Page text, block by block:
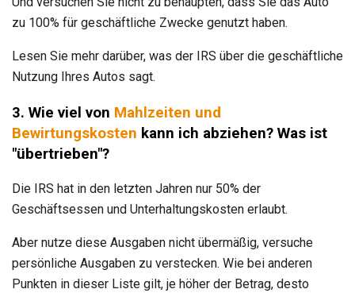
zu 100% für geschäftliche Zwecke genutzt haben.
Lesen Sie mehr darüber, was der IRS über die geschäftliche
Nutzung Ihres Autos sagt.
3. Wie viel von Mahlzeiten und
Bewirtungskosten kann ich abziehen? Was ist
"übertrieben"?
Die IRS hat in den letzten Jahren nur 50% der
Geschäftsessen und Unterhaltungskosten erlaubt.
Aber nutze diese Ausgaben nicht übermäßig, versuche
persönliche Ausgaben zu verstecken. Wie bei anderen
Punkten in dieser Liste gilt, je höher der Betrag, desto